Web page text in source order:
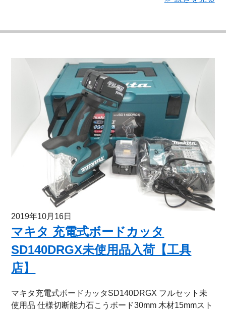
2019年10月16日
マキタ 充電式ボードカッタ
SD140DRGX未使用品入荷【工具
店】
マキタ充電式ボードカッタSD140DRGX フルセット未
使用品 仕様切断能力石こうボード30mm 木材15mmスト